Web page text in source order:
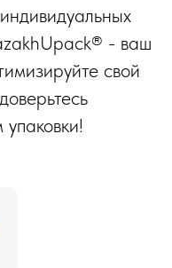
- ваш
свой